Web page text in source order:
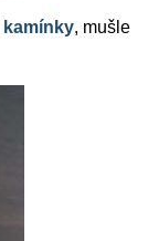
kamínky, mušle